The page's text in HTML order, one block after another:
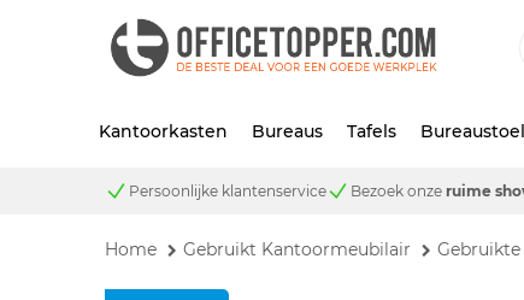
Kantoorkasten Bureaus Tafels
Persoonlijke klantenservice Bezoek onze ruime
Home Gebruikt Kantoormeubilair